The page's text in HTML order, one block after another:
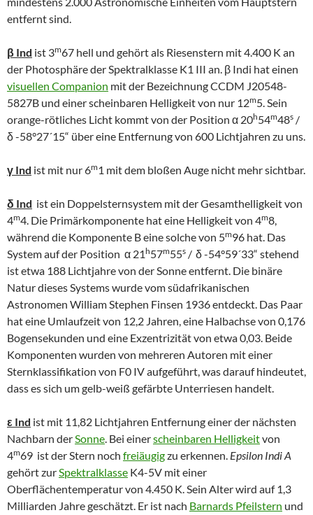
entfernt sind.
β Ind ist 3m67 hell und gehört als Riesenstern mit 4.400 K an
der Photosphäre der Spektralklasse K1 III an. β Indi hat einen
visuellen Companion mit der Bezeichnung CCDM J20548-
5827B und einer scheinbaren Helligkeit von nur 12m5. Sein
orange-rötliches Licht kommt von der Position α 20h54m48s /
δ -58°27´15“ über eine Entfernung von 600 Lichtjahren zu uns.
γ Ind ist mit nur 6m1 mit dem bloßen Auge nicht mehr sichtbar.
δ Ind ist ein Doppelsternsystem mit der Gesamthelligkeit von
4m4. Die Primärkomponente hat eine Helligkeit von 4m8,
während die Komponente B eine solche von 5m96 hat. Das
System auf der Position α 21h57m55s / δ -54°59´33“ stehend
ist etwa 188 Lichtjahre von der Sonne entfernt. Die binäre
Natur dieses Systems wurde vom südafrikanischen
Astronomen William Stephen Finsen 1936 entdeckt. Das Paar
hat eine Umlaufzeit von 12,2 Jahren, eine Halbachse von 0,176
Bogensekunden und eine Exzentrizität von etwa 0,03. Beide
Komponenten wurden von mehreren Autoren mit einer
Sternklassifikation von F0 IV aufgeführt, was darauf hindeutet,
dass es sich um gelb-weiß gefärbte Unterriesen handelt.
ε Ind ist mit 11,82 Lichtjahren Entfernung einer der nächsten
Nachbarn derSonne. Bei einerscheinbaren Helligkeitvon
4m69 ist der Stern noch freiäugigzu erkennen. Epsilon Indi A
gehört zurSpektralklasse K4-5V mit einer
Oberflächentemperatur von 4.450 K. Sein Alter wird auf 1,3
Milliarden Jahre geschätzt. Er ist nach Barnards Pfeilstern und